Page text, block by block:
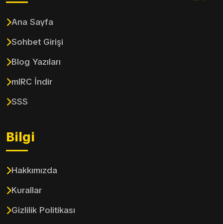
Ana Sayfa
Sohbet Girişi
Blog Yazıları
mIRC İndir
SSS
Bilgi
Hakkımızda
Kurallar
Gizlilik Politikası